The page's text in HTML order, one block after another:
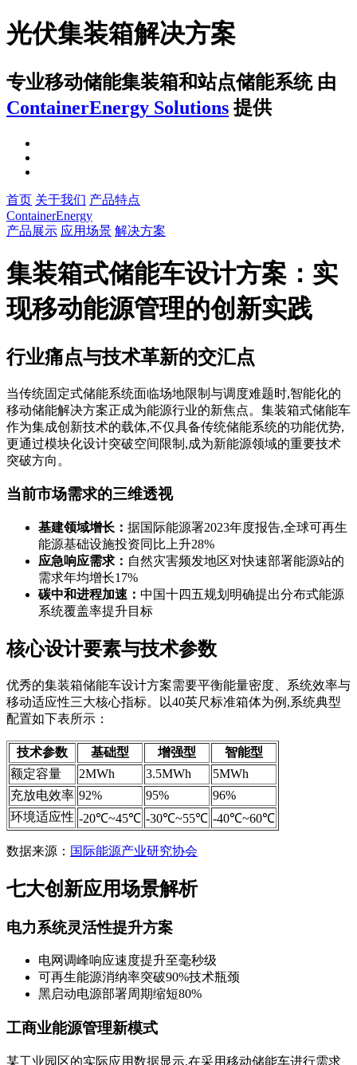
光伏集装箱解决方案
专业移动储能集装箱和站点储能系统 由
ContainerEnergy Solutions 提供
首页 关于我们 产品特点
ContainerEnergy
产品展示 应用场景 解决方案
集装箱式储能车设计方案：实
现移动能源管理的创新实践
行业痛点与技术革新的交汇点
当传统固定式储能系统面临场地限制与调度难题时,智能化的
移动储能解决方案正成为能源行业的新焦点。集装箱式储能车
作为集成创新技术的载体,不仅具备传统储能系统的功能优势,
更通过模块化设计突破空间限制,成为新能源领域的重要技术
突破方向。
当前市场需求的三维透视
基建领域增长： 据国际能源署2023年度报告,全球可再生
能源基础设施投资同比上升28%
应急响应需求： 自然灾害频发地区对快速部署能源站的
需求年均增长17%
碳中和进程加速： 中国十四五规划明确提出分布式能源
系统覆盖率提升目标
核心设计要素与技术参数
优秀的集装箱储能车设计方案需要平衡能量密度、系统效率与
移动适应性三大核心指标。以40英尺标准箱体为例,系统典型
配置如下表所示：
技术参数 基础型 增强型
智能型
额定容量
2MWh 3.5MWh
5MWh
充放电效率 92% 95%
96%
环境适应性 -20℃~45℃ -30℃~55℃ -40℃~60℃
数据来源： 国际能源产业研究协会
七大创新应用场景解析
电力系统灵活性提升方案
电网调峰响应速度提升至毫秒级
可再生能源消纳率突破90%技术瓶颈
黑启动电源部署周期缩短80%
工商业能源管理新模式
某工业园区的实际应用数据显示,在采用移动储能车进行需求